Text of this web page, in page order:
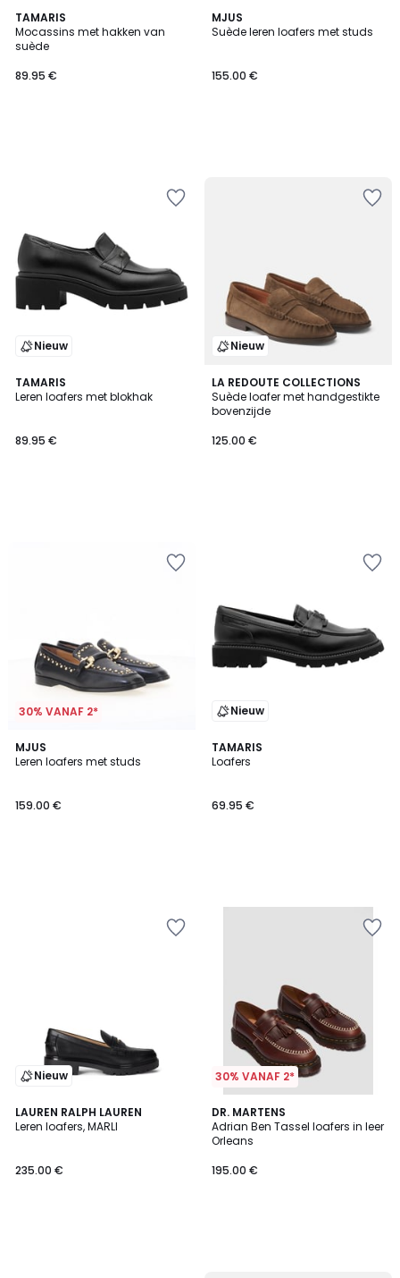
TAMARIS
Mocassins met hakken van
suède
89.95 €
MJUS
Suède leren loafers met studs
155.00 €
Nieuw
TAMARIS
Leren loafers met blokhak
89.95 €
Nieuw
LA REDOUTE COLLECTIONS
Suède loafer met handgestikte
bovenzijde
125.00 €
30% VANAF 2*
MJUS
Leren loafers met studs
159.00 €
Nieuw
TAMARIS
Loafers
69.95 €
Nieuw
LAUREN RALPH LAUREN
Leren loafers, MARLI
235.00 €
30% VANAF 2*
DR. MARTENS
Adrian Ben Tassel loafers in leer
Orleans
195.00 €